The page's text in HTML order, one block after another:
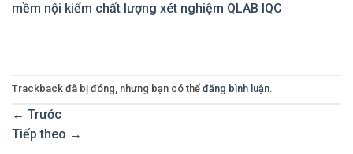
mềm nội kiểm chất lượng xét nghiệm QLAB IQC
Trackback đã bị đóng, nhưng bạn có thể đăng bình luận.
← Trước
Tiếp theo →